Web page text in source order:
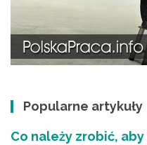
Popularne artykuły
Co należy zrobić,